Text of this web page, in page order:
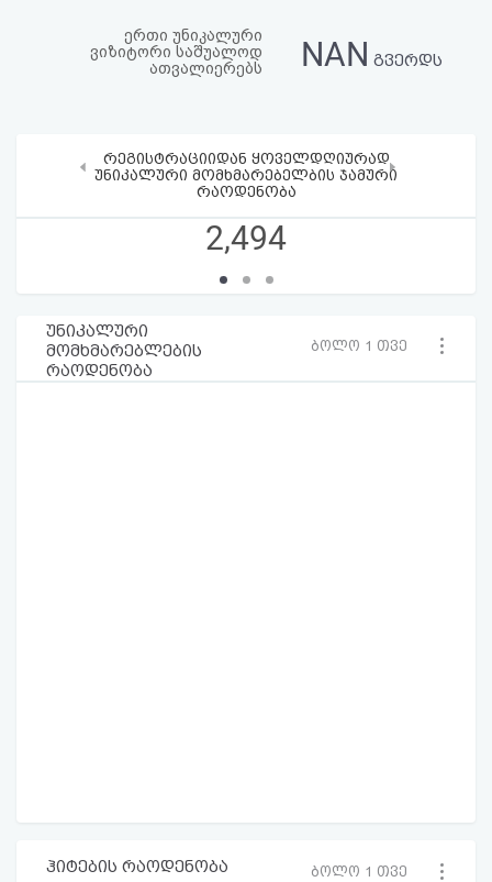
ერთი უნიკალური
ვიზიტორი საშუალოდ
ათვალიერებს
NAN გვერდს
რეგისტრაციიდან ყოველდღიურად
უნიკალური მომხმარებელბის ჯამური
რაოდენობა
2,494
‹ ›
უნიკალური
მომხმარებლების
რაოდენობა
ბოლო 1 თვე
ჰიტების რაოდენობა ბოლო 1 თვე